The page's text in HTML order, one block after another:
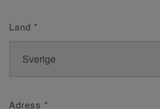
Land *
Adress *